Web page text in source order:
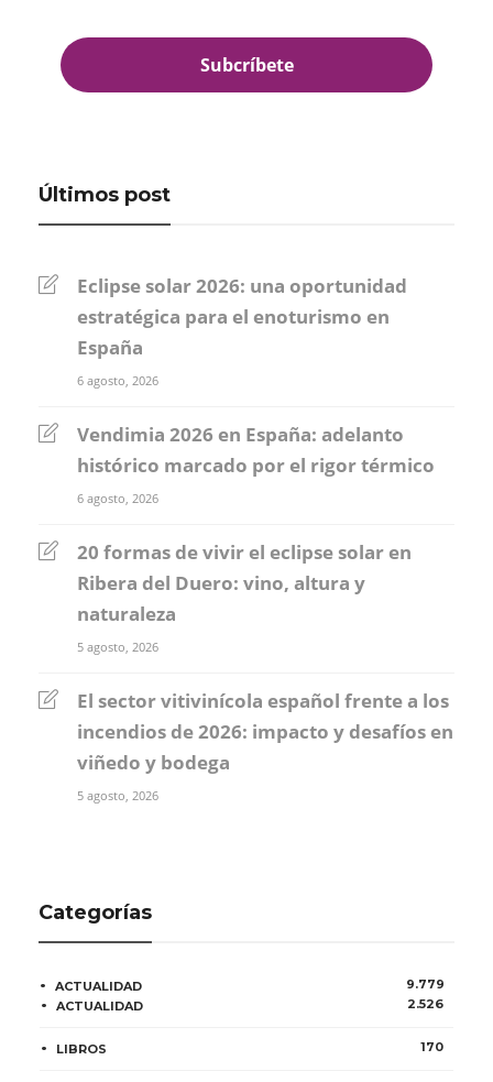
Últimos post
Eclipse solar 2026: una oportunidad
estratégica para el enoturismo en
España
6 agosto, 2026
Vendimia 2026 en España: adelanto
histórico marcado por el rigor térmico
6 agosto, 2026
20 formas de vivir el eclipse solar en
Ribera del Duero: vino, altura y
naturaleza
5 agosto, 2026
El sector vitivinícola español frente a los
incendios de 2026: impacto y desafíos en
viñedo y bodega
5 agosto, 2026
Categorías
ACTUALIDAD
9.779
ACTUALIDAD
2.526
LIBROS 170